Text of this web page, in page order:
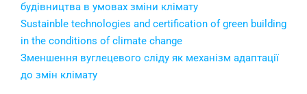
будівництва в умовах зміни клімату
Sustainble technologies and certification of green building
in the conditions of climate change
Зменшення вуглецевого сліду як механізм адаптації
до змін клімату